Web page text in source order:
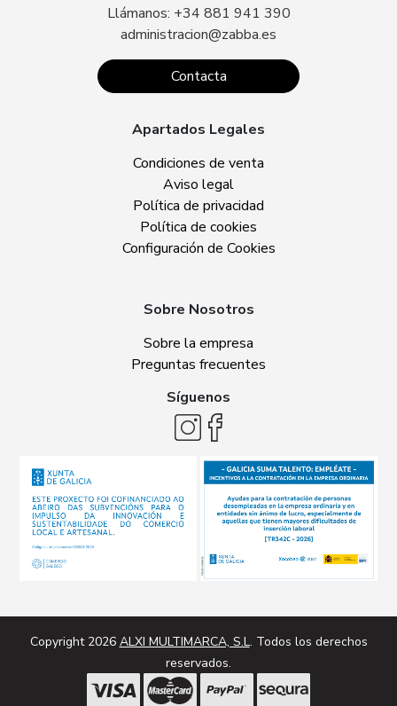
Llámanos: +34 881 941 390
administracion@zabba.es
Contacta
Apartados Legales
Condiciones de venta
Aviso legal
Política de privacidad
Política de cookies
Configuración de Cookies
Sobre Nosotros
Sobre la empresa
Preguntas frecuentes
Síguenos
Copyright 2026 ALXI MULTIMARCA, S.L. Todos los derechos
reservados.